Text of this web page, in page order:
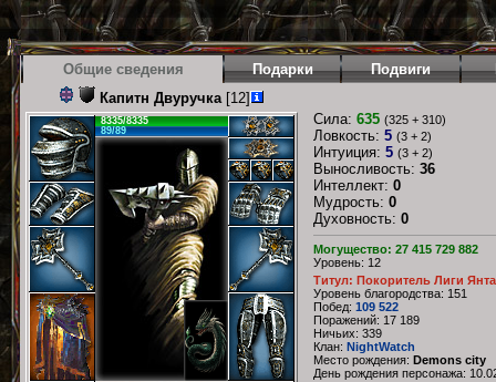
Общие сведения Подарки Подвиги
Капитн Двуручка[12]
8335/8335
89/89
Сила: 635 (325 + 310)
Ловкость: 5 (3 + 2)
Интуиция: 5 (3 + 2)
Выносливость: 36
Интеллект: 0
Мудрость: 0
Духовность: 0
Могущество: 27 415 729 882
Уровень: 12
Титул: Покоритель Лиги
Уровень благородства: 151
Побед: 109 522
Поражений: 17 189
Ничьих: 339
Клан: NightWatch
Место рождения: Demons city
День рождения персонажа: